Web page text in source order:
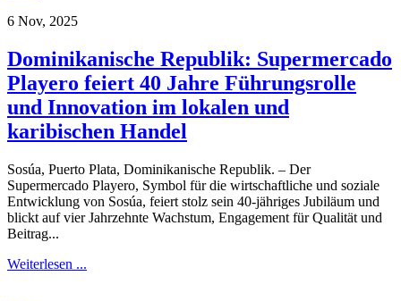
6 Nov, 2025
Dominikanische Republik: Supermercado
Playero feiert 40 Jahre Führungsrolle
und Innovation im lokalen und
karibischen Handel
Sosúa, Puerto Plata, Dominikanische Republik. – Der
Supermercado Playero, Symbol für die wirtschaftliche und soziale
Entwicklung von Sosúa, feiert stolz sein 40-jähriges Jubiläum und
blickt auf vier Jahrzehnte Wachstum, Engagement für Qualität und
Beitrag...
Weiterlesen ...